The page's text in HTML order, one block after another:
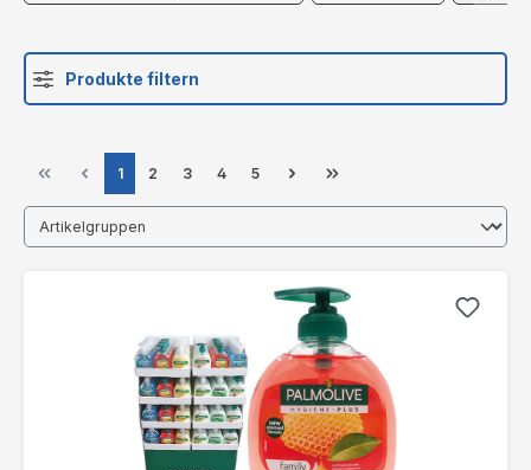
Produkte filtern
1 2 3 4 5